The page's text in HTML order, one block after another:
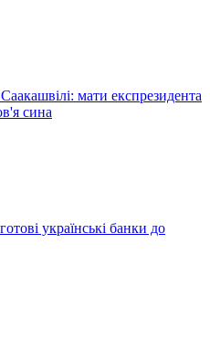
мати експрезидента
сина
українські банки до